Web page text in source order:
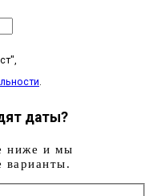
.
даты?
ниже и мы
варианты.